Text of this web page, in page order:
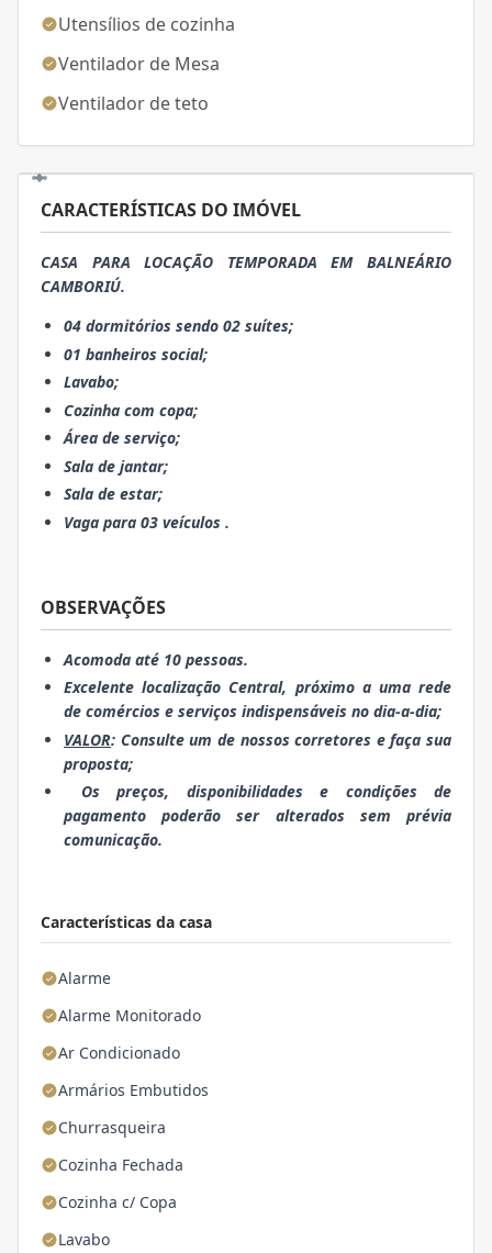
Utensílios de cozinha
Ventilador de Mesa
Ventilador de teto
Características da casa
Alarme
Alarme Monitorado
Ar Condicionado
Armários Embutidos
Churrasqueira
Cozinha Fechada
Cozinha c/ Copa
Lavabo
CARACTERÍSTICAS DO IMÓVEL
CASA PARA LOCAÇÃO TEMPORADA EM BALNEÁRIO
CAMBORIÚ.
04 dormitórios sendo 02 suítes;
01 banheiros social;
Lavabo;
Cozinha com copa;
Área de serviço;
Sala de jantar;
Sala de estar;
Vaga para 03 veículos .
OBSERVAÇÕES
Acomoda até 10 pessoas.
Excelente localização Central, próximo a uma rede
de comércios e serviços indispensáveis no dia-a-dia;
VALOR: Consulte um de nossos corretores e faça sua
proposta;
Os preços, disponibilidades e condições de
pagamento poderão ser alterados sem prévia
comunicação.